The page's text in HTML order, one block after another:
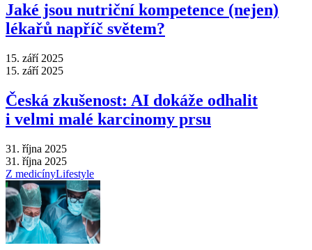
Jaké jsou nutriční kompetence (nejen)
lékařů napříč světem?
15. září 2025
15. září 2025
Česká zkušenost: AI dokáže odhalit
i velmi malé karcinomy prsu
31. října 2025
31. října 2025
Z medicínyLifestyle